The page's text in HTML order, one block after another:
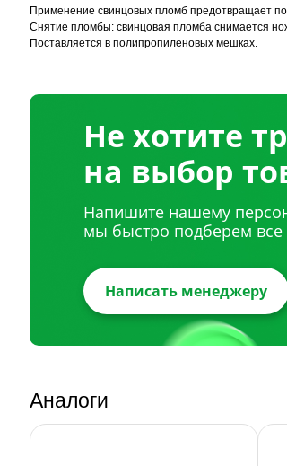
Применение свинцовых пломб предотвращает
Снятие пломбы: свинцовая пломба снимается
Поставляется в полипропиленовых мешках.
Не хотите
на выбор
Напишите нашему
мы быстро подберем
Написать менеджеру
Аналоги